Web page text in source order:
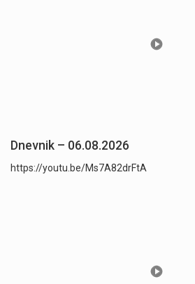
Dnevnik – 06.08.2026
https://youtu.be/Ms7A82drFtA